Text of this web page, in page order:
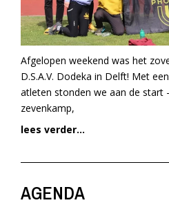
Afgelopen weekend was het
D.S.A.V. Dodeka in Delft! Met
atleten stonden we aan de start
zevenkamp,
lees verder...
AGENDA